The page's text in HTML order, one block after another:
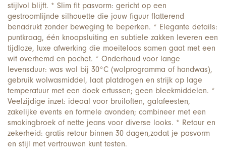
stijlvol blijft. * Slim fit pasvorm: gericht op een
gestroomlijnde silhouette die jouw figuur flatterend
benadrukt zonder beweging te beperken. * Elegante details:
puntkraag, één knoopsluiting en subtiele zakken leveren een
tijdloze, luxe afwerking die moeiteloos samen gaat met een
wit overhemd en pochet. * Onderhoud voor lange
levensduur: was wol bij 30°C (wolprogramma of handwas),
gebruik wolwasmiddel, laat platdrogen en strijk op lage
temperatuur met een doek ertussen; geen bleekmiddelen. *
Veelzijdige inzet: ideaal voor bruiloften, galafeesten,
zakelijke events en formele avonden; combineer met een
smokingbroek of nette jeans voor diverse looks. * Retour en
zekerheid: gratis retour binnen 30 dagen,zodat je pasvorm
en stijl met vertrouwen kunt testen.